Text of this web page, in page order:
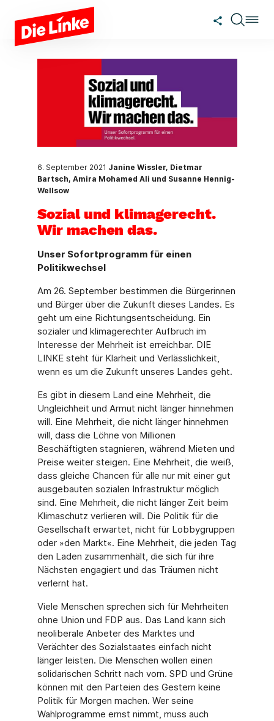
Zum Hauptinhalt springen
6. September 2021 Janine Wissler, Dietmar
Bartsch, Amira Mohamed Ali und Susanne Hennig-
Wellsow
Sozial und klimagerecht.
Wir machen das.
Unser Sofortprogramm für einen
Politikwechsel
Am 26. September bestimmen die Bürgerinnen
und Bürger über die Zukunft dieses Landes. Es
geht um eine Richtungsentscheidung. Ein
sozialer und klimagerechter Aufbruch im
Interesse der Mehrheit ist erreichbar. DIE
LINKE steht für Klarheit und Verlässlichkeit,
wenn es um die Zukunft unseres Landes geht.
Es gibt in diesem Land eine Mehrheit, die
Ungleichheit und Armut nicht länger hinnehmen
will. Eine Mehrheit, die nicht länger hinnehmen
will, dass die Löhne von Millionen
Beschäftigten stagnieren, während Mieten und
Preise weiter steigen. Eine Mehrheit, die weiß,
dass gleiche Chancen für alle nur mit einer gut
ausgebauten sozialen Infrastruktur möglich
sind. Eine Mehrheit, die nicht länger Zeit beim
Klimaschutz verlieren will. Die Politik für die
Gesellschaft erwartet, nicht für Lobbygruppen
oder »den Markt«. Eine Mehrheit, die jeden Tag
den Laden zusammenhält, die sich für ihre
Nächsten engagiert und das Träumen nicht
verlernt hat.
Viele Menschen sprechen sich für Mehrheiten
ohne Union und FDP aus. Das Land kann sich
neoliberale Anbeter des Marktes und
Verächter des Sozialstaates einfach nicht
länger leisten. Die Menschen wollen einen
solidarischen Schritt nach vorn. SPD und Grüne
können mit den Parteien des Gestern keine
Politik für Morgen machen. Wer seine
Wahlprogramme ernst nimmt, muss auch